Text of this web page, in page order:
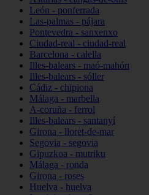
León - ponferrada
Las-palmas - pájara
Pontevedra - sanxenxo
Ciudad-real - ciudad-real
Barcelona - calella
Illes-balears - maó-mahón
Illes-balears - sóller
Cádiz - chipiona
Málaga - marbella
A-coruña - ferrol
Illes-balears - santanyí
Girona - lloret-de-mar
Segovia - segovia
Gipuzkoa - mutriku
Málaga - ronda
Girona - roses
Huelva - huelva